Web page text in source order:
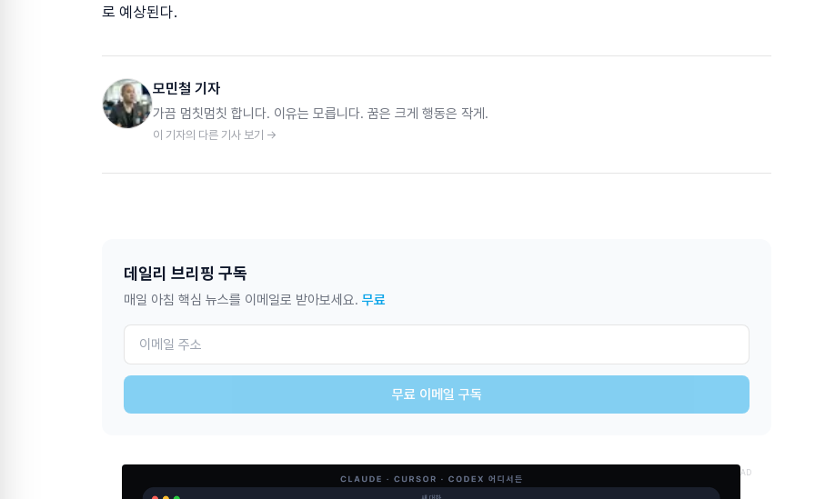
로 예상된다.
모민철 기자
가끔 멈칫멈칫 합니다. 이유는 모릅니다. 꿈은 크게 행동은 작게.
이 기자의 다른 기사 보기 →
데일리 브리핑 구독
매일 아침 핵심 뉴스를 이메일로 받아보세요. 무료
무료 이메일 구독
AD